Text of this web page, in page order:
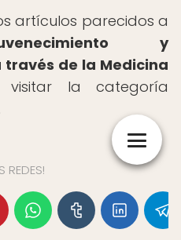
artículos parecidos a
y
de la Medicina
visitar la categoría
REDES!